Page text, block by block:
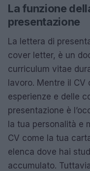
La funzione
presentazione
La lettera di
cover letter, è un
curriculum vitae
lavoro. Mentre il CV
esperienze e delle
presentazione è
la tua personalità e
CV come la tua
elenca dove hai
accumulato.